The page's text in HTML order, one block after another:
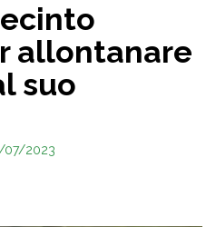
allontanare
suo
07/2023